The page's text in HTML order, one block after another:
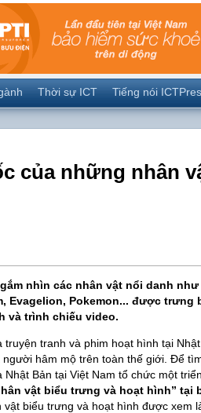
Thời sự ICT Tiếng nói
của những nhân
nhìn các nhân vật nổi danh như
Evagelion, Pokemon... được trưng
và trình chiếu video.
tranh và phim hoạt hình tại
hâm mộ trên toàn thế giới. Để
Bản tại Việt Nam tổ chức một
vật biểu trưng và hoạt hình” tại
vật biểu trưng và hoạt hình được xem